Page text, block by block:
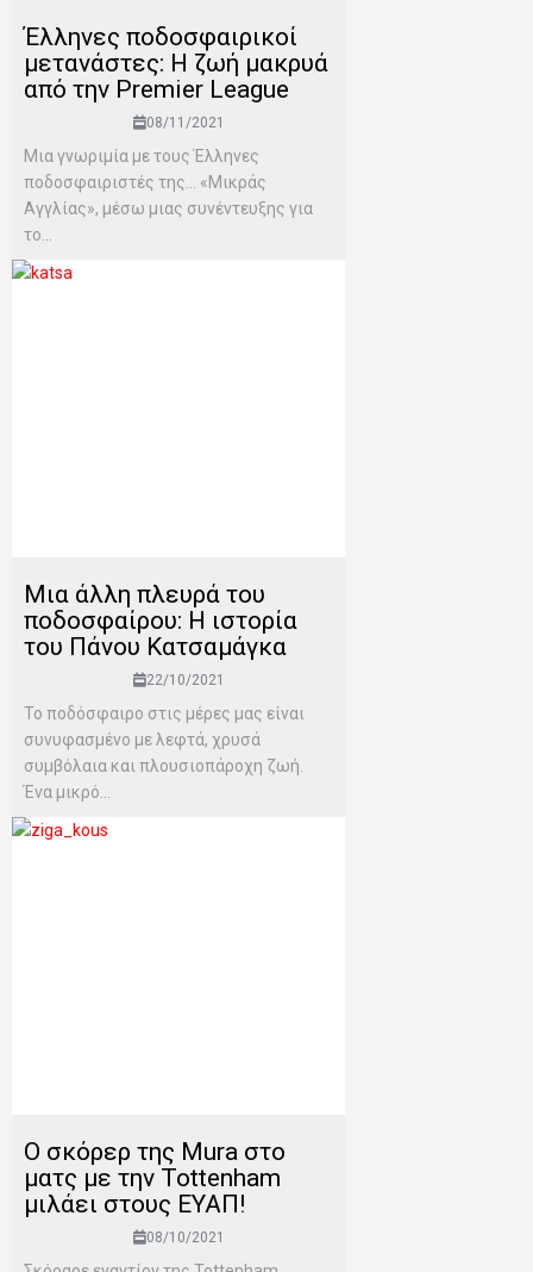
Έλληνες ποδοσφαιρικοί
μετανάστες: Η ζωή μακρυά
από την Premier League
08/11/2021
Μια γνωριμία με τους Έλληνες
ποδοσφαιριστές της… «Μικράς
Αγγλίας», μέσω μιας συνέντευξης για
το...
Μια άλλη πλευρά του
ποδοσφαίρου: Η ιστορία
του Πάνου Κατσαμάγκα
22/10/2021
Το ποδόσφαιρο στις μέρες μας είναι
συνυφασμένο με λεφτά, χρυσά
συμβόλαια και πλουσιοπάροχη ζωή.
Ένα μικρό...
Ο σκόρερ της Mura στο
ματς με την Tottenham
μιλάει στους ΕΥΑΠ!
08/10/2021